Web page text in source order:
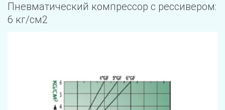
Пневматический компрессор с рессивером:
6 кг/см2